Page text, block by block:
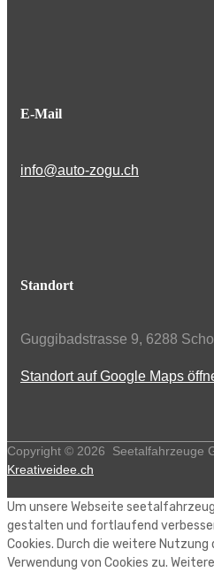
E-Mail
info@auto-zogu.ch
Standort
Guggibadstrasse 9, 6288
Standort auf Google Maps
Copyright © 2026
Seetalfahrzeuge
Kreativeidee.ch
Um unsere Webseite
gestalten und fortlaufend
Cookies. Durch die weitere
Verwendung von Cookies zu.